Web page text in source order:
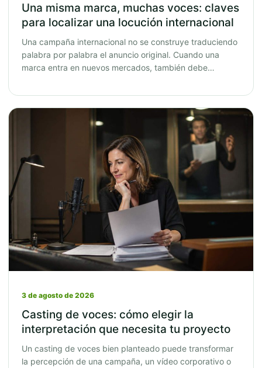
Una misma marca, muchas voces: claves
para localizar una locución internacional
Una campaña internacional no se construye traduciendo
palabra por palabra el anuncio original. Cuando una
marca entra en nuevos mercados, también debe…
3 de agosto de 2026
Casting de voces: cómo elegir la
interpretación que necesita tu proyecto
Un casting de voces bien planteado puede transformar
la percepción de una campaña, un vídeo corporativo o